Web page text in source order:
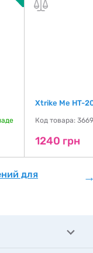
Xtrike Me HT-
Код товара:
1240 грн
для